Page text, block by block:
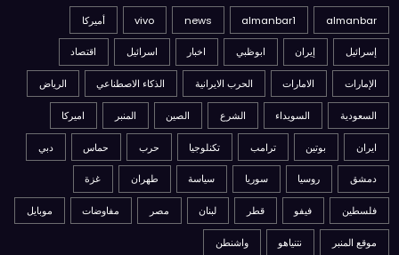
almanbar
almanbar1
news
vivo أميركا
إسرائيل إيران ابوظبي اخبار اسرائيل اقتصاد
الإمارات الامارات الحرب الايرانية الذكاء الاصطناعي الرياض
السعودية السويداء الشرع الصين المنبر اميركا
ايران بوتين ترامب تكنلوجيا حرب حماس دبي
دمشق روسيا سوريا سياسة طهران غزة
فلسطين فيفو قطر لبنان مصر مفاوضات موبايل
موقع المنبر نتنياهو واشنطن